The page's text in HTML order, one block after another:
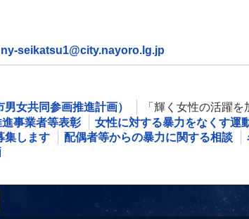
ny-seikatsu1@city.nayoro.lg.jp
女共同参画推進計画）
「輝く女性の活躍
事業者等表彰
女性に対する暴力をなくす運
集します
配偶者等からの暴力に関する相談